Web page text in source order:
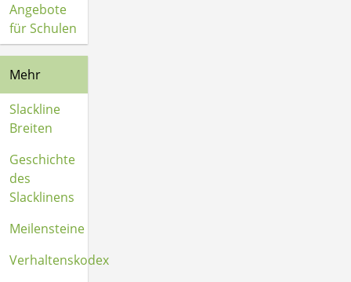
Angebote
für Schulen
Mehr
Slackline
Breiten
Geschichte
des
Slacklinens
Meilensteine
Verhaltenskodex